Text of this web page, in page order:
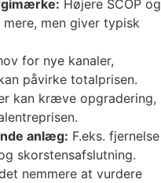
Højere SCOP og
men giver typisk
for nye kanaler,
påvirke totalprisen.
kan kræve opgradering,
anlæg: F.eks. fjernelse
skorstensafslutning.
nemmere at vurdere